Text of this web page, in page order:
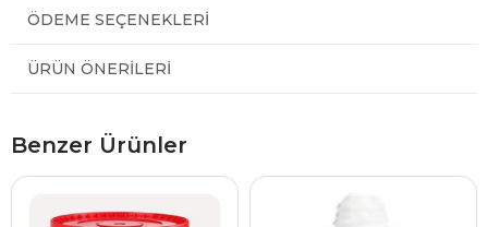
ÖDEME SEÇENEKLERI
ÜRÜN ÖNERILERI
Benzer Ürünler